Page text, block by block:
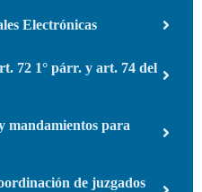
Electrónicas
72 1° párr. y art. 74 del
mandamientos para
de juzgados